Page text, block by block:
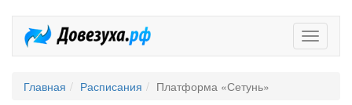
Главная Расписания Платформа «Сетунь»